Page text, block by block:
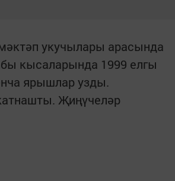
укучылары арасында
кысаларында 1999 елгы
ярышлар узды.
Җиңүчеләр